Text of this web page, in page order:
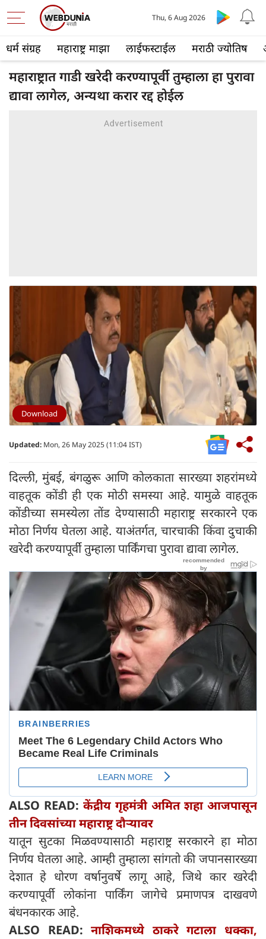
धर्म संग्रह महाराष्ट्र माझा लाईफस्टाईल मराठी ज्योतिष
Thu, 6 Aug 2026
महाराष्ट्रात गाडी खरेदी करण्यापूर्वी तुम्हाला हा पुरावा
द्यावा लागेल, अन्यथा करार रद्द होईल
Download
Updated: Mon, 26 May 2025 (11:04 IST)
दिल्ली, मुंबई, बंगळुरू आणि कोलकाता सारख्या शहरांमध्ये
वाहतूक कोंडी ही एक मोठी समस्या आहे. यामुळे वाहतूक
कोंडीच्या समस्येला तोंड देण्यासाठी महाराष्ट्र सरकारने एक
मोठा निर्णय घेतला आहे. याअंतर्गत, चारचाकी किंवा दुचाकी
खरेदी करण्यापूर्वी तुम्हाला पार्किंगचा पुरावा द्यावा लागेल.
ALSO READ: केंद्रीय गृहमंत्री अमित शहा आजपासून
तीन दिवसांच्या महाराष्ट्र दौऱ्यावर
यातून सुटका मिळवण्यासाठी महाराष्ट्र सरकारने हा मोठा
निर्णय घेतला आहे. आम्ही तुम्हाला सांगतो की जपानसारख्या
देशात हे धोरण वर्षानुवर्षे लागू आहे, जिथे कार खरेदी
करण्यापूर्वी लोकांना पार्किंग जागेचे प्रमाणपत्र दाखवणे
बंधनकारक आहे.
ALSO READ:नाशिकमध्ये ठाकरे गटाला धक्का,